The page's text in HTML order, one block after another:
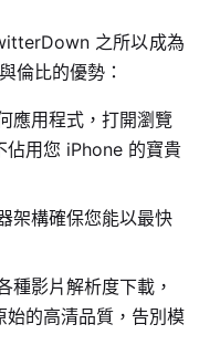
之所以成為
倫比的優勢：
應用程式，打開瀏覽
佔用您 iPhone 的寶貴
架構確保您能以最快
種影片解析度下載，
始的高清品質，告別模